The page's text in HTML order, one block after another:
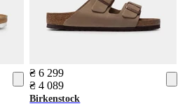
₴ 6 299
₴ 4 089
Birkenstock